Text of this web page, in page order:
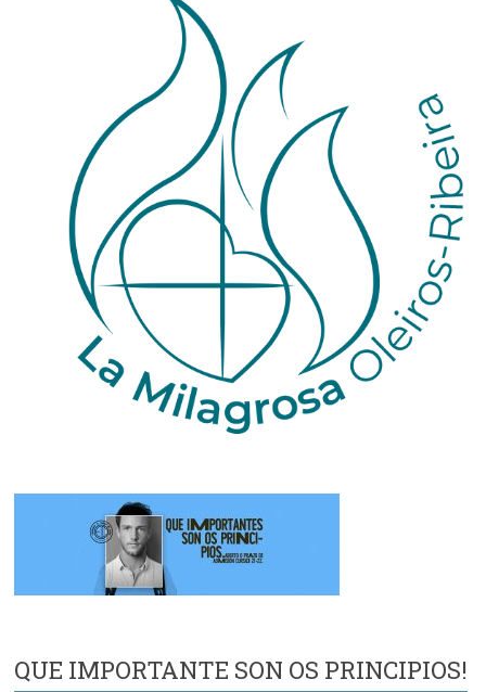
QUE IMPORTANTE SON OS PRINCIPIOS!